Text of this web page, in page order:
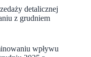
detalicznej
z grudniem
wpływu